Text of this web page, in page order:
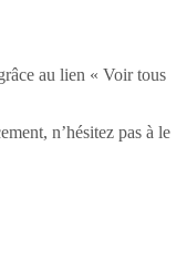
au lien « Voir tous
n’hésitez pas à le